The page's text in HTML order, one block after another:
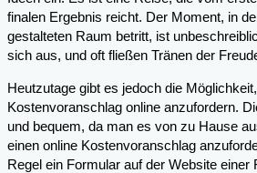
finalen Ergebnis reicht. Der Moment, in
gestalteten Raum betritt, ist
sich aus, und oft fließen Tränen der
Heutzutage gibt es jedoch die
Kostenvoranschlag online anzufordern.
und bequem, da man es von zu Hause
einen online Kostenvoranschlag
Regel ein Formular auf der Website einer